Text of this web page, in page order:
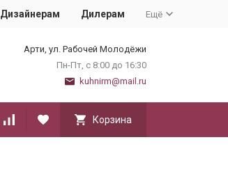
Дизайнерам Дилерам Ещё
Арти, ул. Рабочей Молодёжи
Пн-Пт, с 8:00 до 16:30
kuhnirm@mail.ru
Корзина